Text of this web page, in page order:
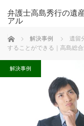
弁護士高島秀行の遺
アル
ホーム 解決事例
遺留
することができる｜高島総
解決事例